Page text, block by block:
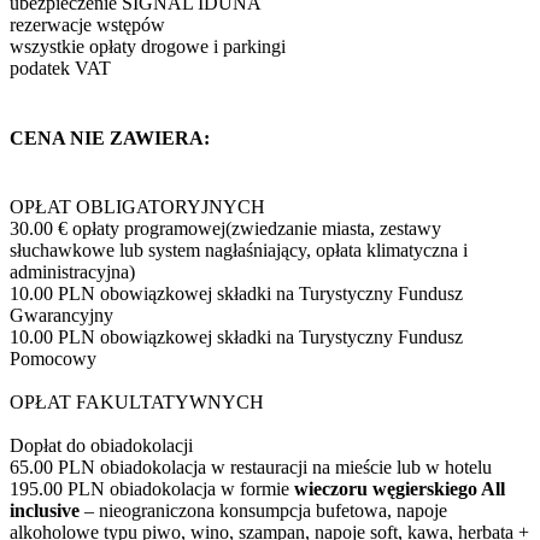
rezerwacje wstępów
wszystkie opłaty drogowe i parkingi
podatek VAT
CENA NIE ZAWIERA:
OPŁAT OBLIGATORYJNYCH
30.00 € opłaty programowej(zwiedzanie miasta, zestawy
słuchawkowe lub system nagłaśniający, opłata klimatyczna i
administracyjna)
10.00 PLN obowiązkowej składki na Turystyczny Fundusz
Gwarancyjny
10.00 PLN obowiązkowej składki na Turystyczny Fundusz
Pomocowy
OPŁAT FAKULTATYWNYCH
Dopłat do obiadokolacji
65.00 PLN obiadokolacja w restauracji na mieście lub w hotelu
195.00 PLN obiadokolacja w formie wieczoru węgierskiego All
inclusive – nieograniczona konsumpcja bufetowa, napoje
alkoholowe typu piwo, wino, szampan, napoje soft, kawa, herbata +